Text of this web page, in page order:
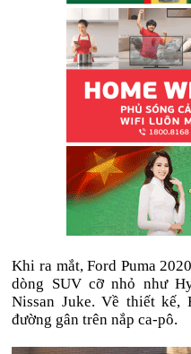
Khi ra mắt, Ford Puma
dòng SUV cỡ nhỏ như
Nissan Juke. Về thiết kế,
đường gân trên nắp ca-pô.